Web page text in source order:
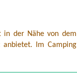
in der Nähe von dem
anbietet. Im Camping